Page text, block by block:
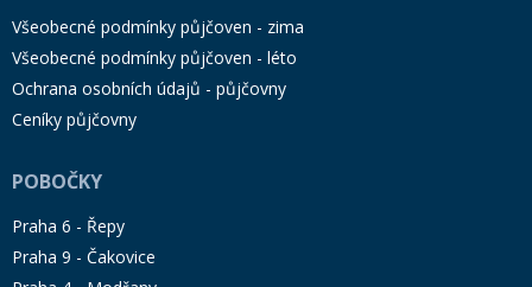
Všeobecné podmínky půjčoven - zima
Všeobecné podmínky půjčoven - léto
Ochrana osobních údajů - půjčovny
Ceníky půjčovny
POBOČKY
Praha 6 - Řepy
Praha 9 - Čakovice